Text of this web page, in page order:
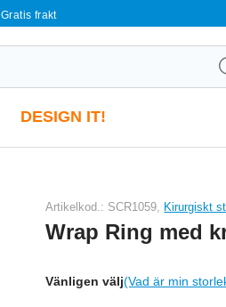
Gratis frakt
DESIGN IT!
Artikelkod.: SCR1059, Kirurgiskt
Wrap Ring med
Vänligen välj(Vad är min